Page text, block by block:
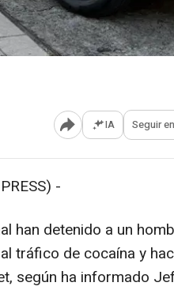
Abrir opciones
IA Seguir en
-
han detenido a un
tráfico de cocaína y
según ha informado